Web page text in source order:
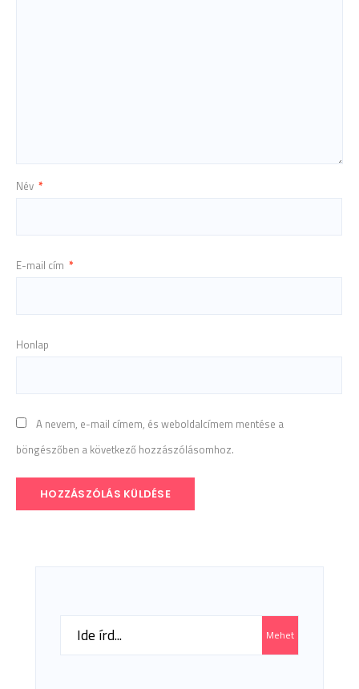
Név *
E-mail cím *
Honlap
A nevem, e-mail címem, és weboldalcímem mentése a
böngészőben a következő hozzászólásomhoz.
Search
Mehet